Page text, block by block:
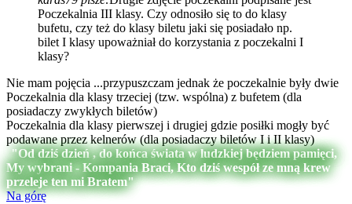
Poczekalnia III klasy. Czy odnosiło się to do klasy
bufetu, czy też do klasy biletu jaki się posiadało np.
bilet I klasy upoważniał do korzystania z poczekalni I
klasy?
Nie mam pojęcia ...przypuszczam jednak że poczekalnie były dwie
Poczekalnia dla klasy trzeciej (tzw. wspólna) z bufetem (dla
posiadaczy zwykłych biletów)
Poczekalnia dla klasy pierwszej i drugiej gdzie posiłki mogły być
podawane przez kelnerów (dla posiadaczy biletów I i II klasy)
"Od dziś dzień , do końca świata w ludzkiej będziem pamięci,
My wybrani - Kompania Braci, Kto dziś wespół ze mną krew
przeleje ten mi Bratem"
Na górę